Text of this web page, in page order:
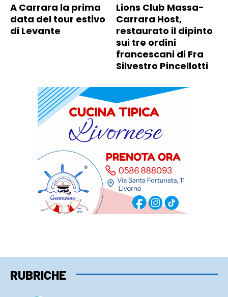
A Carrara la prima
data del tour estivo
di Levante
Lions Club Massa-
Carrara Host,
restaurato il dipinto
sui tre ordini
francescani di Fra
Silvestro Pincellotti
RUBRICHE